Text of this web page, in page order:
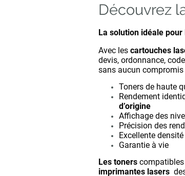
Découvrez
La solution idéale
Avec les cartouches
devis, ordonnance,
sans aucun
Toners de haute
Rendement
d’origine
Affichage des
Précision des
Excellente densité
Garantie à vie
Les toners
imprimantes lasers